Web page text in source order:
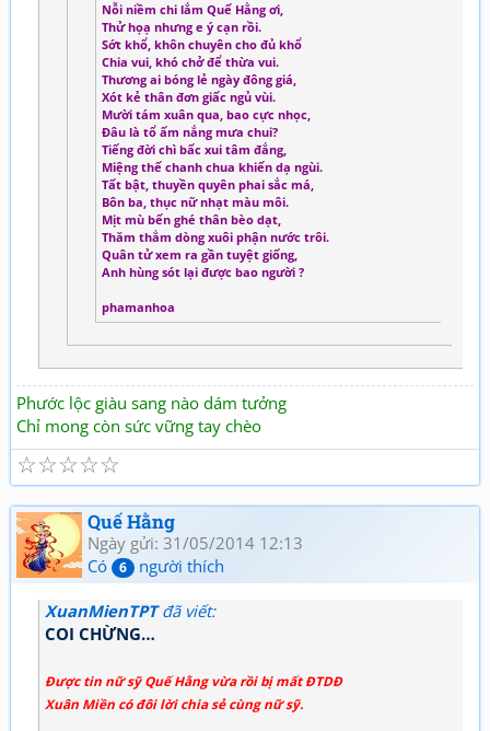
Nỗi niềm chi lắm Quế Hằng ơi,
Thử họạ nhưng e ý cạn rồi.
Sớt khổ, khôn chuyên cho đủ khổ
Chia vui, khó chở để thừa vui.
Thương ai bóng lẻ ngày đông giá,
Xót kẻ thân đơn giấc ngủ vùi.
Mười tám xuân qua, bao cực nhọc,
Đâu là tổ ấm nắng mưa chui?
Tiếng đời chì bấc xui tâm đắng,
Miệng thế chanh chua khiến dạ ngùi.
Tất bật, thuyền quyên phai sắc má,
Bôn ba, thục nữ nhạt màu môi.
Mịt mù bến ghé thân bèo dạt,
Thăm thẳm dòng xuôi phận nước trôi.
Quân tử xem ra gần tuyệt giống,
Anh hùng sót lại được bao người ?
phamanhoa
Phước lộc giàu sang nào dám tưởng
Chỉ mong còn sức vững tay chèo
☆
☆
☆
☆
☆
Quế Hằng
Ngày gửi: 31/05/2014 12:13
Có
6 người thích
XuanMienTPTđã viết:
COI CHỪNG…
Được tin nữ sỹ Quế Hằng vừa rồi bị mất ĐTDĐ
Xuân Miền có đôi lời chia sẻ cùng nữ sỹ.